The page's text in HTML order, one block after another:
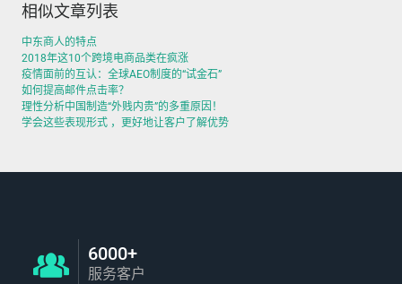
相似文章列表
中东商人的特点
2018年这10个跨境电商品类在疯涨
疫情面前的互认：全球AEO制度的“试金石”
如何提高邮件点击率？
理性分析中国制造“外贱内贵”的多重原因！
学会这些表现形式 ，更好地让客户了解优势
6000+
服务客户